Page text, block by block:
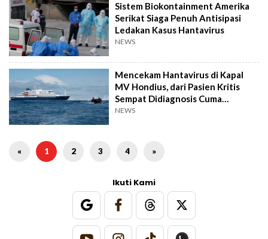
Sistem Biokontainment Amerika
Serikat Siaga Penuh Antisipasi
Ledakan Kasus Hantavirus
NEWS
Mencekam Hantavirus di Kapal
MV Hondius, dari Pasien Kritis
Sempat Didiagnosis Cuma
Mengalami Stres
NEWS
« 1 2 3 4 »
Ikuti Kami